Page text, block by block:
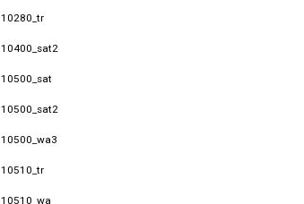
10280_tr
10400_sat2
10500_sat
10500_sat2
10500_wa3
10510_tr
10510_wa